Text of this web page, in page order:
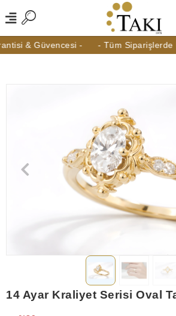
& Güvencesi - - Tüm Siparişlerde
14 Ayar Kraliyet Serisi Oval